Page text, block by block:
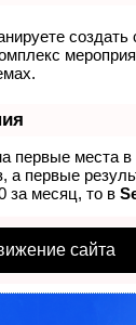
создать
первые места
а первые
за месяц, то в
сайта